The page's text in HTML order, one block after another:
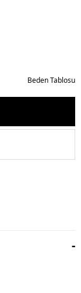
Beden Tablosu